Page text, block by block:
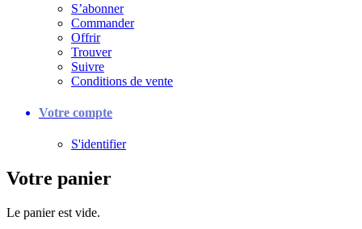
S’abonner
Commander
Offrir
Trouver
Suivre
Conditions de vente
Votre compte
S'identifier
Votre panier
Le panier est vide.